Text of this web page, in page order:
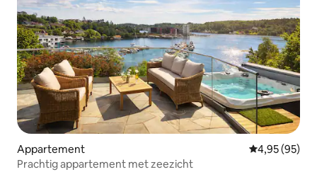
Appartement Gemiddelde
4,95 (95)
Prachtig appartement met zeezicht